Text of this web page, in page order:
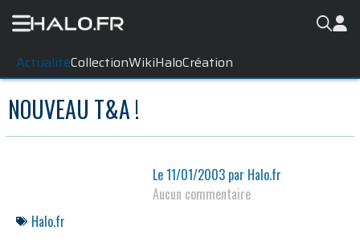
ActualitéCollectionWikiHaloCréation
NOUVEAU T&A !
Le11/01/2003 par Halo.fr
Aucun commentaire
Halo.fr